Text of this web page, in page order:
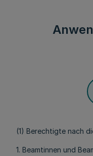
(1) Berechtigte nach
1. Beamtinnen und